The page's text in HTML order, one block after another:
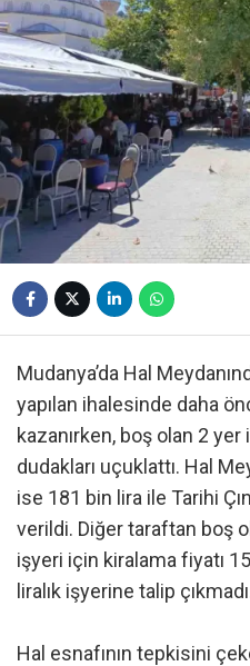
Mudanya’da Hal
yapılan ihalesinde daha
kazanırken, boş olan 2 yer
dudakları uçuklattı. Hal
ise 181 bin lira ile Tarihi
verildi. Diğer taraftan boş
işyeri için kiralama fiyatı
liralık işyerine talip
Hal esnafının tepkisini